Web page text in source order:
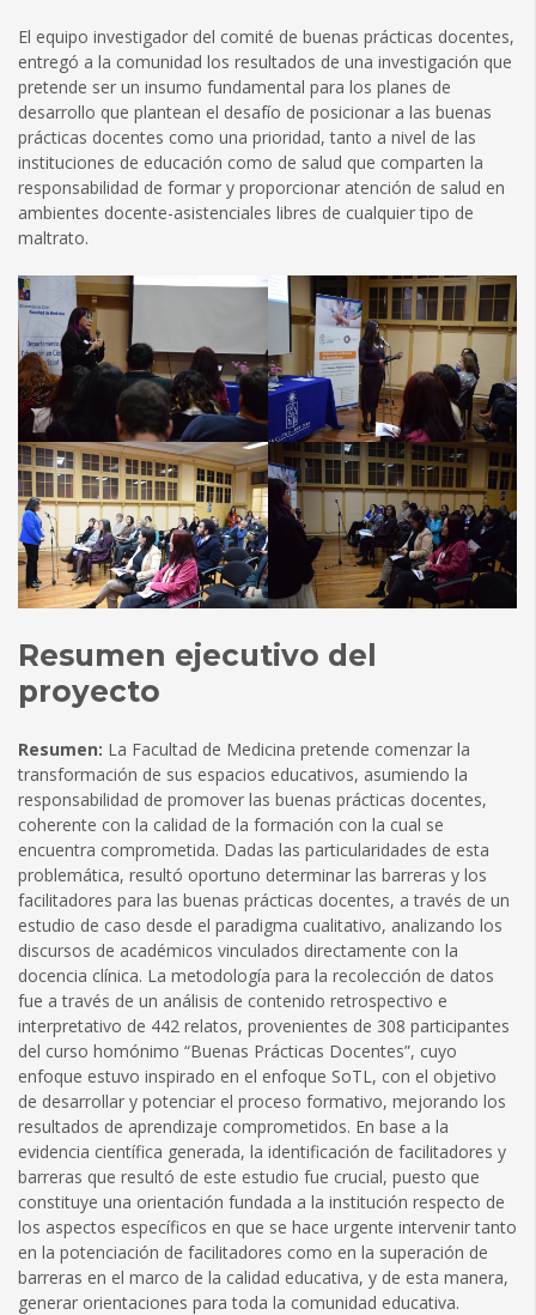
El equipo investigador del comité de buenas prácticas docentes,
entregó a la comunidad los resultados de una investigación que
pretende ser un insumo fundamental para los planes de
desarrollo que plantean el desafío de posicionar a las buenas
prácticas docentes como una prioridad, tanto a nivel de las
instituciones de educación como de salud que comparten la
responsabilidad de formar y proporcionar atención de salud en
ambientes docente-asistenciales libres de cualquier tipo de
maltrato.
Resumen ejecutivo del
proyecto
Resumen: La Facultad de Medicina pretende comenzar la
transformación de sus espacios educativos, asumiendo la
responsabilidad de promover las buenas prácticas docentes,
coherente con la calidad de la formación con la cual se
encuentra comprometida. Dadas las particularidades de esta
problemática, resultó oportuno determinar las barreras y los
facilitadores para las buenas prácticas docentes, a través de un
estudio de caso desde el paradigma cualitativo, analizando los
discursos de académicos vinculados directamente con la
docencia clínica. La metodología para la recolección de datos
fue a través de un análisis de contenido retrospectivo e
interpretativo de 442 relatos, provenientes de 308 participantes
del curso homónimo “Buenas Prácticas Docentes”, cuyo
enfoque estuvo inspirado en el enfoque SoTL, con el objetivo
de desarrollar y potenciar el proceso formativo, mejorando los
resultados de aprendizaje comprometidos. En base a la
evidencia científica generada, la identificación de facilitadores y
barreras que resultó de este estudio fue crucial, puesto que
constituye una orientación fundada a la institución respecto de
los aspectos específicos en que se hace urgente intervenir tanto
en la potenciación de facilitadores como en la superación de
barreras en el marco de la calidad educativa, y de esta manera,
generar orientaciones para toda la comunidad educativa.